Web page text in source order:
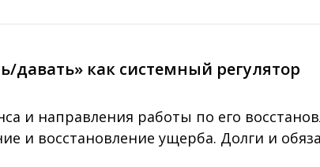
давать» как системный регулятор
и направления работы по его
и восстановление ущерба. Долги и